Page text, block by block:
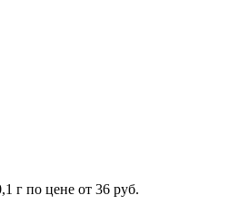
г по цене от 36 руб.